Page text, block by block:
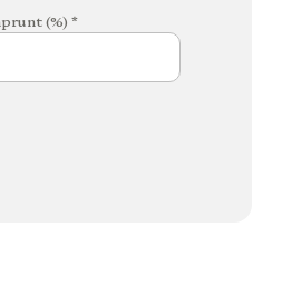
(%) *